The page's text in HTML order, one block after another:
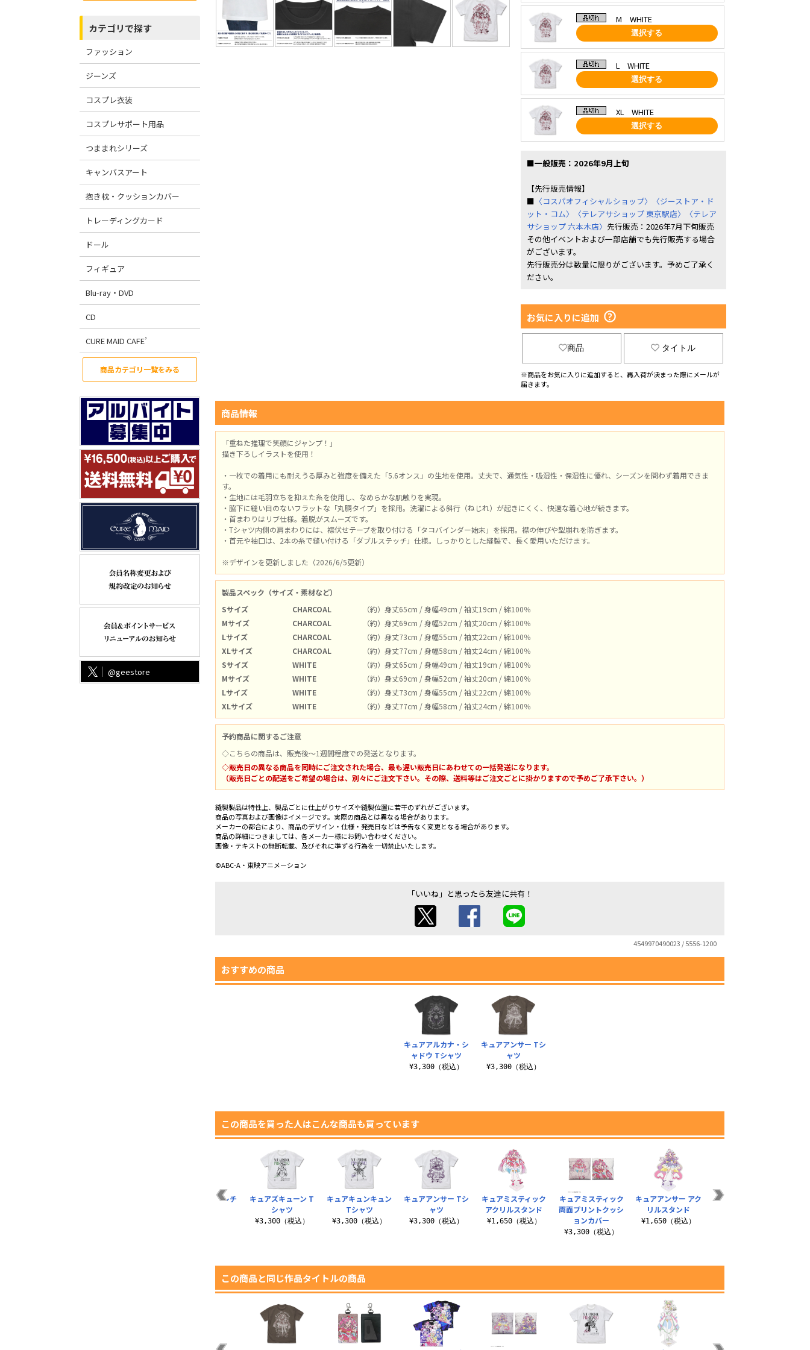
カテゴリで探す
ファッション
ジーンズ
コスプレ衣装
コスプレサポート用品
つままれシリーズ
キャンバスアート
抱き枕・クッションカバー
トレーディングカード
ドール
フィギュア
Blu-ray・DVD
CD
CURE MAID CAFE’
商品カテゴリ一覧をみる
@geestore
M WHITE
選択する
L WHITE
選択する
XL WHITE
選択する
■一般販売：2026年9月上旬
【先行販売情報】
■ 〈コスパオフィシャルショップ〉
〈ジーストア・ド
ット・コム〉
〈テレアサショップ 東京駅店〉
〈テレア
サショップ 六本木店〉 先行販売：2026年7月下旬販売
その他イベントおよび一部店舗でも先行販売する場合
がございます。
先行販売分は数量に限りがございます。予めご了承く
ださい。
お気に入りに追加
商品 タイトル
※商品をお気に入りに追加すると、再入荷が決まった際にメールが
届きます。
商品情報
「重ねた推理で笑顔にジャンプ！」
描き下ろしイラストを使用！
・一枚での着用にも耐えうる厚みと強度を備えた「5.6オンス」の生地を使用。丈夫で、通気性・吸湿性・保湿性に優れ、シーズンを問わず着用できま
す。
・生地には毛羽立ちを抑えた糸を使用し、なめらかな肌触りを実現。
・脇下に縫い目のないフラットな「丸胴タイプ」を採用。洗濯による斜行（ねじれ）が起きにくく、快適な着心地が続きます。
・首まわりはリブ仕様。着脱がスムーズです。
・Tシャツ内側の肩まわりには、襟伏せテープを取り付ける「タコバインダー始末」を採用。襟の伸びや型崩れを防ぎます。
・首元や袖口は、2本の糸で縫い付ける「ダブルステッチ」仕様。しっかりとした縫製で、長く愛用いただけます。
※デザインを更新しました（2026/6/5更新）
製品スペック（サイズ・素材など）
Sサイズ
CHARCOAL
（約）身丈65cm / 身幅49cm / 袖丈19cm / 綿100％
Mサイズ
CHARCOAL
（約）身丈69cm / 身幅52cm / 袖丈20cm / 綿100％
Lサイズ
CHARCOAL
（約）身丈73cm / 身幅55cm / 袖丈22cm / 綿100％
XLサイズ
CHARCOAL
（約）身丈77cm / 身幅58cm / 袖丈24cm / 綿100％
Sサイズ
WHITE
（約）身丈65cm / 身幅49cm / 袖丈19cm / 綿100％
Mサイズ
WHITE
（約）身丈69cm / 身幅52cm / 袖丈20cm / 綿100％
Lサイズ
WHITE
（約）身丈73cm / 身幅55cm / 袖丈22cm / 綿100％
XLサイズ
WHITE （約）身丈77cm / 身幅58cm / 袖丈24cm / 綿100％
予約商品に関するご注意
◇こちらの商品は、販売後～1週間程度での発送となります。
◇販売日の異なる商品を同時にご注文された場合、最も遅い販売日にあわせての一括発送になります。
（販売日ごとの配送をご希望の場合は、別々にご注文下さい。その際、送料等はご注文ごとに掛かりますので予めご了承下さい。）
縫製製品は特性上、製品ごとに仕上がりサイズや縫製位置に若干のずれがございます。
商品の写真および画像はイメージです。実際の商品とは異なる場合があります。
メーカーの都合により、商品のデザイン・仕様・発売日などは予告なく変更となる場合があります。
商品の詳細につきましては、各メーカー様にお問い合わせください。
画像・テキストの無断転載、及びそれに準ずる行為を一切禁止いたします。
©ABC-A・東映アニメーション
「いいね」と思ったら友達に共有！
4549970490023 / 5556-1200
おすすめの商品
キュアアルカナ・シ
ャドウ Tシャツ
¥3,300（税込）
キュアアンサー Tシ
ャツ
¥3,300（税込）
この商品を買った人はこんな商品も買っています
キュアアンサー Tシ
ャツ
¥3,300（税込）
キュアミスティック
アクリルスタンド
¥1,650（税込）
キュアミスティック
両面プリントクッシ
ョンカバー
¥3,300（税込）
キュアアンサー アク
リルスタンド
¥1,650（税込）
キュアミスティック
ターニャ・デグレチ
キュアズキューン T
シャツ
¥3,300（税込）
キュアキュンキュン
Tシャツ
¥3,300（税込）
この商品と同じ作品タイトルの商品